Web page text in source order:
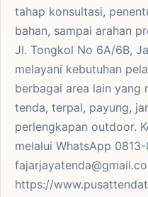
tahap konsultasi,
bahan, sampai arahan
Jl. Tongkol No 6A/6B,
melayani kebutuhan
berbagai area lain yang
tenda, terpal, payung,
perlengkapan outdoor.
melalui WhatsApp
https://